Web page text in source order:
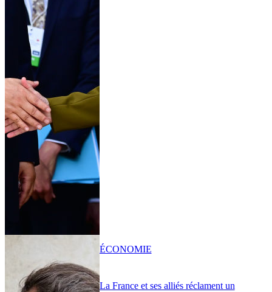
La France et ses alliés réclament un
ÉCONOMIE